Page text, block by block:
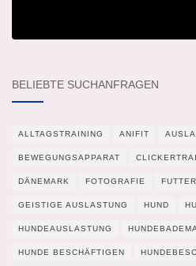
BELIEBTE SUCHANFRAGEN
ALLTAGSTRAINING ANIFIT
BEWEGUNGSAPPARAT
DÄNEMARK FOTOGRAFIE
GEISTIGE AUSLASTUNG HUND
HUNDEAUSLASTUNG
HUNDE BESCHÄFTIGEN